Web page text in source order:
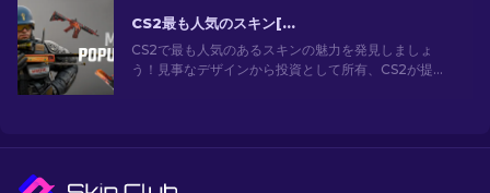
CS2最も人気のスキン[2026]
CS2で最も人気のあるスキンの魅力を発見しましょ
う！見事なデザインから投資として所有、CS2が提供